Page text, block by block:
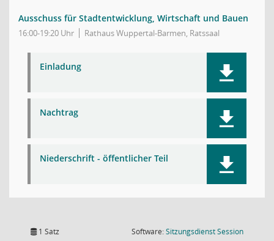
Ausschuss für Stadtentwicklung, Wirtschaft und Bauen
16:00-19:20 Uhr Rathaus Wuppertal-Barmen, Ratssaal
Einladung
Nachtrag
Niederschrift - öffentlicher Teil
1 Satz Software:SitzungsdienstSession(Wird in